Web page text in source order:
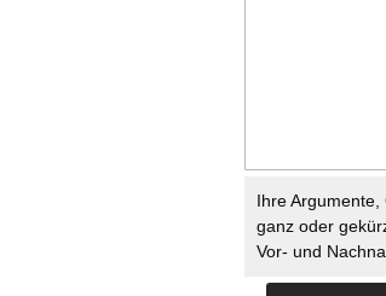
Ihre
ganz oder
Vor- und